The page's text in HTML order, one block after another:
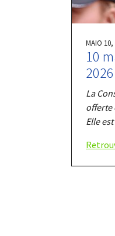
MAIO 10,
10
2026
La
offerte
Elle